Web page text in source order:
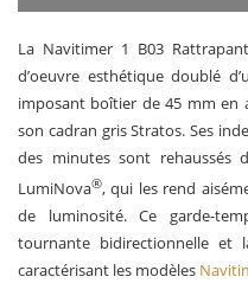
La Navitimer 1 B03
d’oeuvre esthétique doublé
imposant boîtier de 45 mm en
son cadran gris Stratos. Ses
des minutes sont rehaussés
LumiNova®, qui les rend
de luminosité. Ce garde-
tournante bidirectionnelle et
caractérisant les modèles